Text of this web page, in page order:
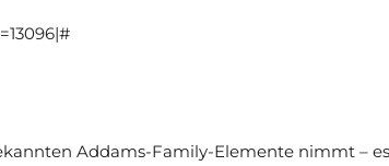
Addams-Family-Elemente nimmt –